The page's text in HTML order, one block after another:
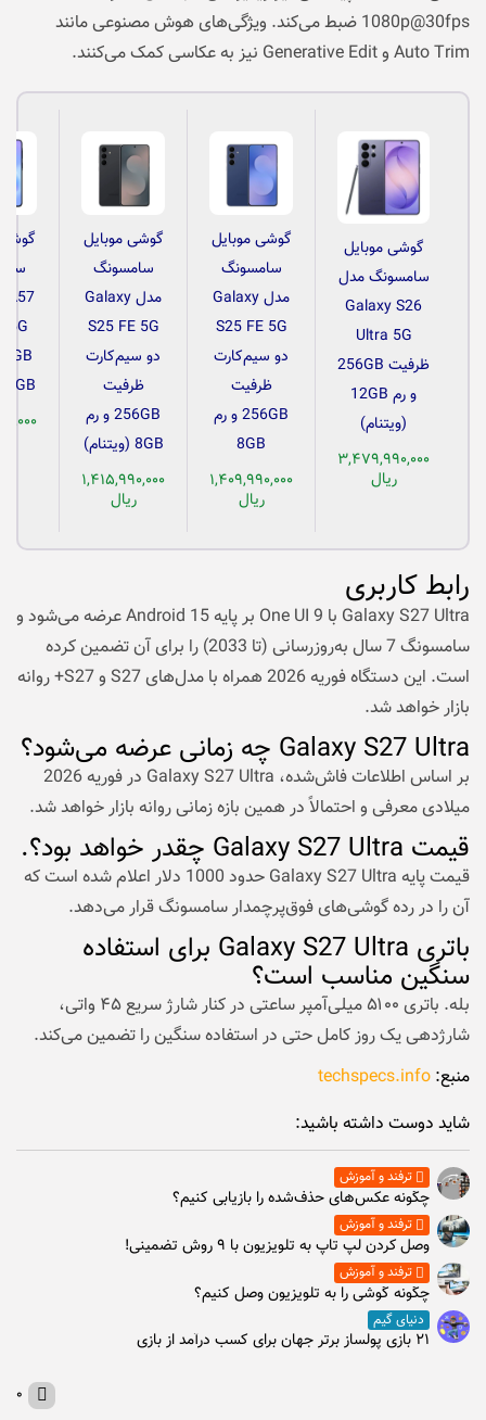
1080p@30fps ضبط می‌کند. ویژگی‌های هوش مصنوعی مانند
Auto Trim و Generative Edit نیز به عکاسی کمک می‌کنند.
گوشی موبایل
سامسونگ مدل
Galaxy S26
Ultra 5G
ظرفیت 256GB
و رم 12GB
(ویتنام)
۳,۴۷۹,۹۹۰,۰۰۰
ریال
گوشی موبایل
سامسونگ
مدل Galaxy
S25 FE 5G
دو سیم‌کارت
ظرفیت
256GB و رم
8GB
۱,۴۰۹,۹۹۰,۰۰۰
ریال
گوشی موبایل
سامسونگ
مدل Galaxy
S25 FE 5G
دو سیم‌کارت
ظرفیت
256GB و رم
8GB (ویتنام)
۱,۴۱۵,۹۹۰,۰۰۰
ریال
A57
8GB (ویتنام)
رابط کاربری
Galaxy S27 Ultra با One UI 9 بر پایه Android 15 عرضه می‌شود و
سامسونگ 7 سال به‌روزرسانی (تا 2033) را برای آن تضمین کرده
است. این دستگاه فوریه 2026 همراه با مدل‌های S27 و S27+ روانه
بازار خواهد شد.
Galaxy S27 Ultra چه زمانی عرضه می‌شود؟
بر اساس اطلاعات فاش‌شده، Galaxy S27 Ultra در فوریه 2026
میلادی معرفی و احتمالاً در همین بازه زمانی روانه بازار خواهد شد.
قیمت Galaxy S27 Ultra چقدر خواهد بود؟.
قیمت پایه Galaxy S27 Ultra حدود 1000 دلار اعلام شده است که
آن را در رده گوشی‌های فوق‌پرچمدار سامسونگ قرار می‌دهد.
باتری Galaxy S27 Ultra برای استفاده
سنگین مناسب است؟
بله. باتری ۵۱۰۰ میلی‌آمپر ساعتی در کنار شارژ سریع ۴۵ واتی،
شارژدهی یک روز کامل حتی در استفاده سنگین را تضمین می‌کند.
منبع: techspecs.info
شاید دوست داشته باشید:
ترفند و آموزش
چگونه عکس‌های حذف‌شده را بازیابی کنیم؟
ترفند و آموزش
وصل كردن لپ تاپ به تلويزيون با ۹ روش تضمینی!
ترفند و آموزش
چگونه گوشی را به تلویزیون وصل کنیم؟
دنیای گیم
۲۱ بازی پولساز برتر جهان برای کسب درآمد از بازی
۰